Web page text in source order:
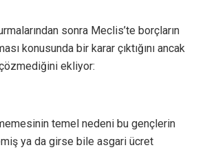
sonra Meclis’te borçların
konusunda bir karar çıktığını ancak
ekliyor:
temel nedeni bu gençlerin
ya da girse bile asgari ücret